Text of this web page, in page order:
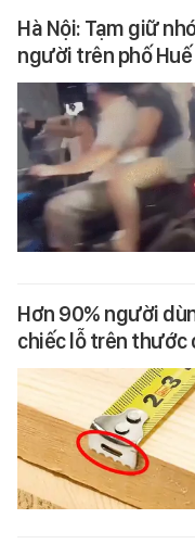
Hà Nội: Tạm giữ
người trên phố Huế
Hơn 90% người
chiếc lỗ trên thước